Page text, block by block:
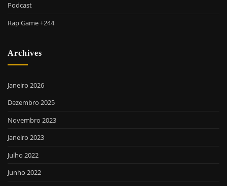
Podcast
Rap Game +244
Archives
Janeiro 2026
Dezembro 2025
Novembro 2023
Janeiro 2023
Julho 2022
Junho 2022